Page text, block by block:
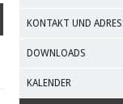
KONTAKT UND
DOWNLOADS
KALENDER